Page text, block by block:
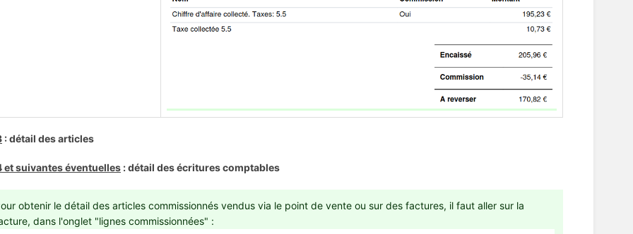
: détail des articles
et suivantes éventuelles : détail des écritures comptables
obtenir le détail des articles commissionnés vendus via le point de vente ou sur des factures, il faut aller sur la
dans l'onglet "lignes commissionnées" :